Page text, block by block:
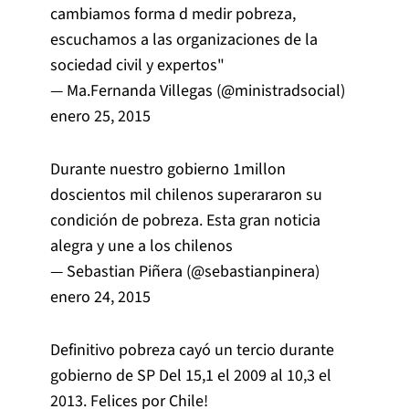
cambiamos forma d medir pobreza,
escuchamos a las organizaciones de la
sociedad civil y expertos"
— Ma.Fernanda Villegas (@ministradsocial)
enero 25, 2015
Durante nuestro gobierno 1millon
doscientos mil chilenos superararon su
condición de pobreza. Esta gran noticia
alegra y une a los chilenos
— Sebastian Piñera (@sebastianpinera)
enero 24, 2015
Definitivo pobreza cayó un tercio durante
gobierno de SP Del 15,1 el 2009 al 10,3 el
2013. Felices por Chile!